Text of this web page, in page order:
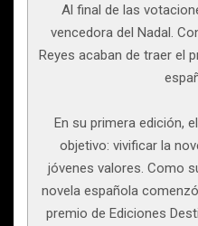
Al final de las
vencedora del Nadal.
Reyes acaban de traer el
En su primera edición,
objetivo: vivificar la
jóvenes valores. Como
novela española
premio de Ediciones